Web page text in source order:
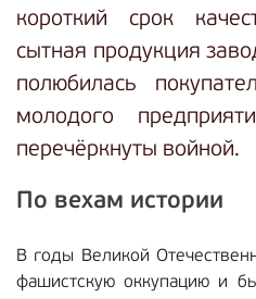
короткий срок
сытная продукция
полюбилась
молодого
перечёркнуты войной.
По вехам истории
В годы Великой
фашистскую оккупацию и